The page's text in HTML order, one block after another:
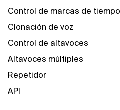
Control de marcas de tiempo
Clonación de voz
Control de altavoces
Altavoces múltiples
Repetidor
API